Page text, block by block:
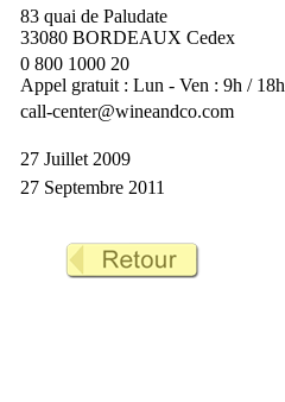
83 quai de Paludate
33080 BORDEAUX Cedex
0 800 1000 20
Appel gratuit : Lun - Ven : 9h / 18h
call-center@wineandco.com
27 Juillet 2009
27 Septembre 2011